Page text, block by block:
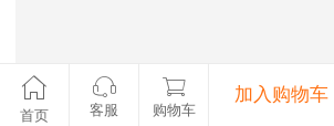
首页 客服 购物车
加入购物车